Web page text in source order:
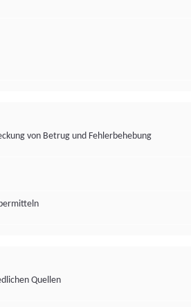
von Betrug und Fehlerbehebung
Quellen